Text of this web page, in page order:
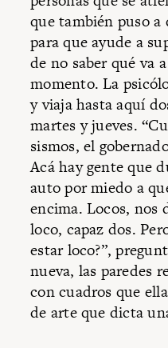
que también puso
para que ayude a
de no saber qué va
momento. La
y viaja hasta aquí
martes y jueves.
sismos, el
Acá hay gente que
auto por miedo a
encima. Locos, nos
loco, capaz dos.
estar loco?”,
nueva, las paredes
con cuadros que
de arte que dicta